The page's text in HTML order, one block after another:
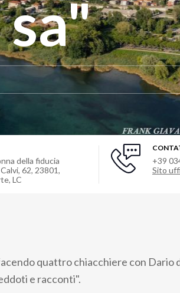
della fiducia
62, 23801,
LC
+39
Sito
quattro chiacchiere con
e racconti".